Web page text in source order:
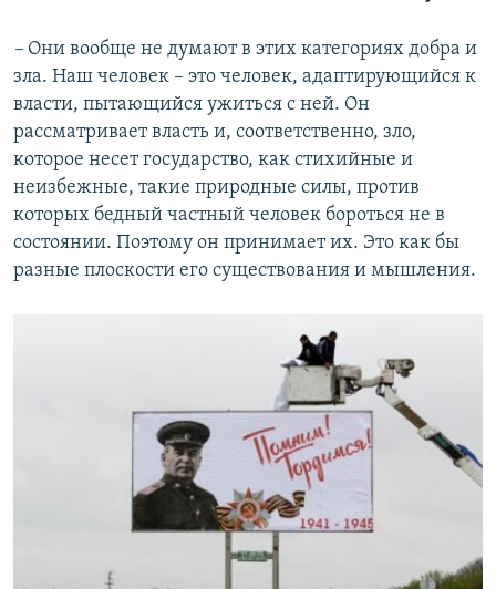
– Они вообще не думают в этих категориях добра и
зла. Наш человек – это человек, адаптирующийся к
власти, пытающийся ужиться с ней. Он
рассматривает власть и, соответственно, зло,
которое несет государство, как стихийные и
неизбежные, такие природные силы, против
которых бедный частный человек бороться не в
состоянии. Поэтому он принимает их. Это как бы
разные плоскости его существования и мышления.